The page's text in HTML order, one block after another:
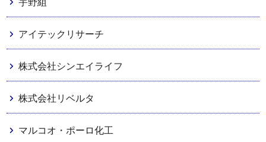
宇野組
アイテックリサーチ
株式会社シンエイライフ
株式会社リベルタ
マルコオ・ポーロ化工